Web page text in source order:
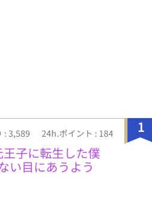
1
: 3,589 24h.ポイント : 184
王子に転生した僕
い目にあうよう